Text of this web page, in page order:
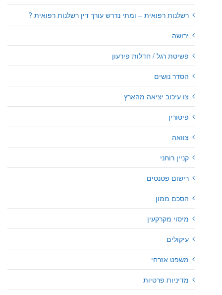
רשלנות רפואית – ומתי נדרש עורך דין רשלנות רפואית ?
ירושה
פשיטת רגל / חדלות פירעון
הסדר נושים
צו עיכוב יציאה מהארץ
פיטורין
צוואה
קניין רוחני
רישום פטנטים
הסכם ממון
מיסוי מקרקעין
עיקולים
משפט אזרחי
מדיניות פרטיות